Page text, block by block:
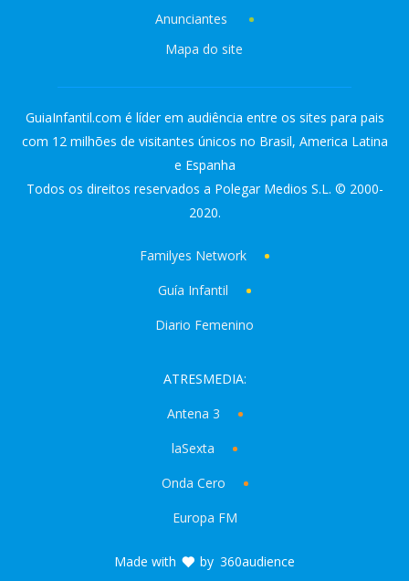
Anunciantes
Mapa do site
GuiaInfantil.com é líder em audiência entre os sites para pais
com 12 milhões de visitantes únicos no Brasil, America Latina
e Espanha
Todos os direitos reservados a Polegar Medios S.L. © 2000-
2020.
Familyes Network
Guía Infantil
Diario Femenino
ATRESMEDIA:
Antena 3
laSexta
Onda Cero
Europa FM
Made with by 360audience